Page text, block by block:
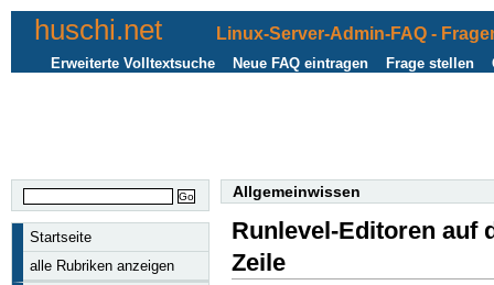
huschi.net Linux-Server-Admin-FAQ -
Frage stellen
Neue FAQ eintragen
Erweiterte Volltextsuche
Startseite
alle Rubriken anzeigen
Allgemeinwissen
Runlevel-Editoren auf
Zeile